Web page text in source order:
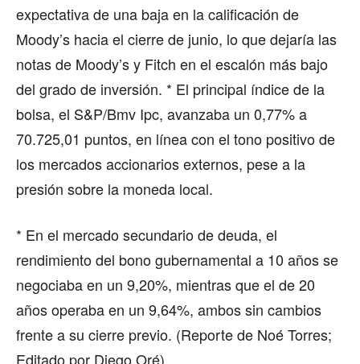
expectativa de una baja en la calificación de
Moody’s hacia el cierre de junio, lo que dejaría las
notas de Moody’s y Fitch en el escalón más bajo
del grado de inversión. * El principal índice de la
bolsa, el S&P/Bmv Ipc, avanzaba un 0,77% a
70.725,01 puntos, en línea con el tono positivo de
los mercados accionarios externos, pese a la
presión sobre la moneda local.
* En el mercado secundario de deuda, el
rendimiento del bono gubernamental a 10 años se
negociaba en un 9,20%, mientras que el de 20
años operaba en un 9,64%, ambos sin cambios
frente a su cierre previo. (Reporte de Noé Torres;
Editado por Diego Oré)